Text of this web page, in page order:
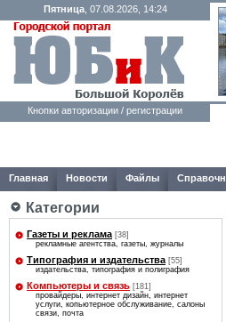
Пятница, 07.08.2026, 14:24
Кнопки авторизации / регистрации
Главная Новости Файлы
Категории
Газеты и реклама [38]
рекламные агентства, газеты, журналы
Типография и издательства [55]
издательства, типография и полиграфия
Компьютеры и связь [181]
провайдеры, интернет дизайн, интернет
услуги, копьютерное обслуживание, салоны
связи, почта